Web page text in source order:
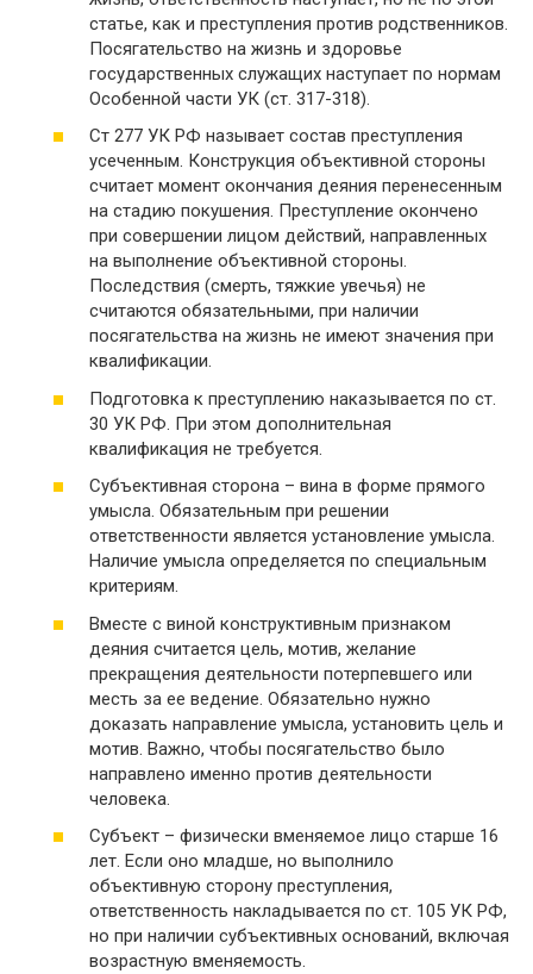
статье, как и преступления против родственников.
Посягательство на жизнь и здоровье
государственных служащих наступает по нормам
Особенной части УК (ст. 317-318).
Ст 277 УК РФ называет состав преступления
усеченным. Конструкция объективной стороны
считает момент окончания деяния перенесенным
на стадию покушения. Преступление окончено
при совершении лицом действий, направленных
на выполнение объективной стороны.
Последствия (смерть, тяжкие увечья) не
считаются обязательными, при наличии
посягательства на жизнь не имеют значения при
квалификации.
Подготовка к преступлению наказывается по ст.
30 УК РФ. При этом дополнительная
квалификация не требуется.
Субъективная сторона – вина в форме прямого
умысла. Обязательным при решении
ответственности является установление умысла.
Наличие умысла определяется по специальным
критериям.
Вместе с виной конструктивным признаком
деяния считается цель, мотив, желание
прекращения деятельности потерпевшего или
месть за ее ведение. Обязательно нужно
доказать направление умысла, установить цель и
мотив. Важно, чтобы посягательство было
направлено именно против деятельности
человека.
Субъект – физически вменяемое лицо старше 16
лет. Если оно младше, но выполнило
объективную сторону преступления,
ответственность накладывается по ст. 105 УК РФ,
но при наличии субъективных оснований, включая
возрастную вменяемость.